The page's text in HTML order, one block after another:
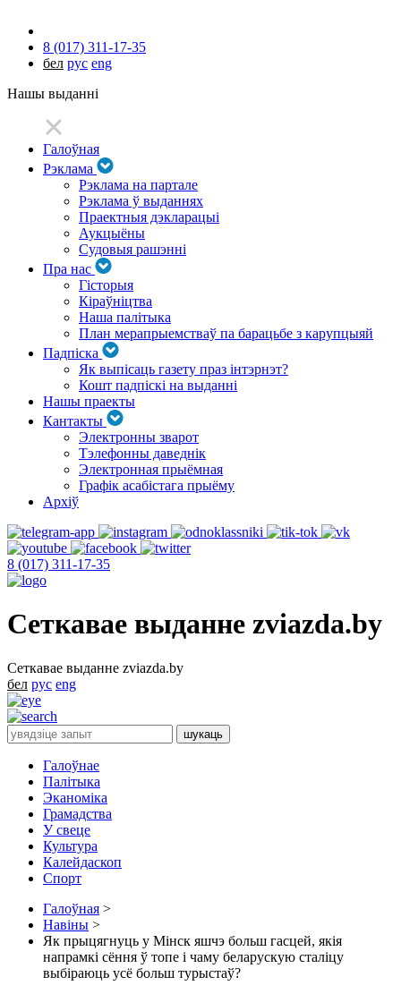
8 (017) 311-17-35
бел рус eng
Нашы выданні
Галоўная
Рэклама
Рэклама на партале
Рэклама ў выданнях
Праектныя дэкларацыі
Аукцыёны
Судовыя рашэнні
Пра нас
Гісторыя
Кіраўніцтва
Наша палітыка
План мерапрыемстваў па барацьбе з карупцыяй
Падпіска
Як выпісаць газету праз інтэрнэт?
Кошт падпіскі на выданні
Нашы праекты
Кантакты
Электронны зварот
Тэлефонны даведнік
Электронная прыёмная
Графік асабістага прыёму
Архіў
8 (017) 311-17-35
Сеткавае выданне zviazda.by
Сеткавае выданне zviazda.by
бел рус eng
Галоўнае
Палітыка
Эканоміка
Грамадства
У свеце
Культура
Калейдаскоп
Спорт
Галоўная >
Навіны >
Як прыцягнуць у Мінск яшчэ больш гасцей, якія
напрамкі сёння ў топе і чаму беларускую сталіцу
выбіраюць усё больш турыстаў?